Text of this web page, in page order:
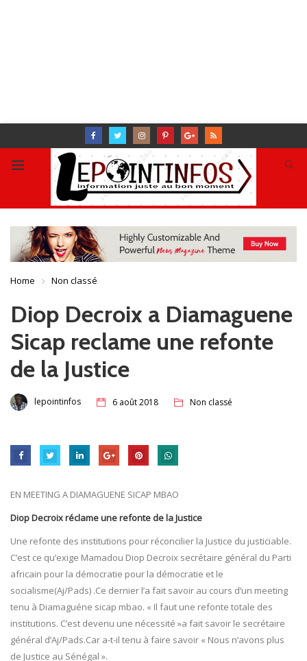
Home Non classé
Diop Decroix a Diamaguene
Sicap reclame une refonte
de la Justice
lepointinfos 6 août 2018 Non classé
EN MEETING A DIAMAGUENE SICAP MBAO
Diop Decroix réclame une refonte de la Justice
Une refonte des institutions pour réconcilier la Justice du justiciable.
C’est ce qu’exige Mamadou Diop Decroix secrétaire général du Parti
africain pour la démocratie pour la démocratie et le
socialisme(Aj/Pads) .Ce dernier l’a fait savoir au cours d’un meeting
tenu à Diamaguéne sicap mbao. « Il faut une refonte totale des
institutions. C’est devenu une nécessité »a fait savoir le secrétaire
général d’Aj/Pads.Car a-t-il tenu à faire savoir « Nous n’avons plus
de Justice au Sénégal ».